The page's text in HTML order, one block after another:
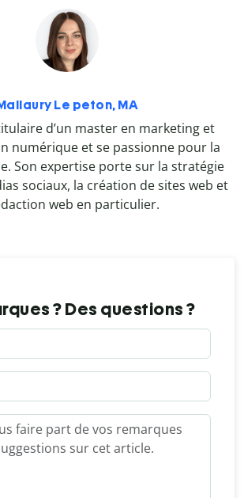
Le peton, MA
d’un master en marketing et
numérique et se passionne pour la
Son expertise porte sur la stratégie
sociaux, la création de sites web et
web en particulier.
? Des questions ?